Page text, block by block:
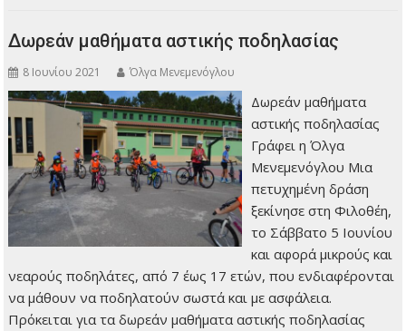
Δωρεάν μαθήματα αστικής ποδηλασίας
8 Ιουνίου 2021 Όλγα Μενεμενόγλου
Δωρεάν μαθήματα
αστικής ποδηλασίας
Γράφει η Όλγα
Μενεμενόγλου Μια
πετυχημένη δράση
ξεκίνησε στη Φιλοθέη,
το Σάββατο 5 Ιουνίου
και αφορά μικρούς και
νεαρούς ποδηλάτες, από 7 έως 17 ετών, που ενδιαφέρονται
να μάθουν να ποδηλατούν σωστά και με ασφάλεια.
Πρόκειται για τα δωρεάν μαθήματα αστικής ποδηλασίας